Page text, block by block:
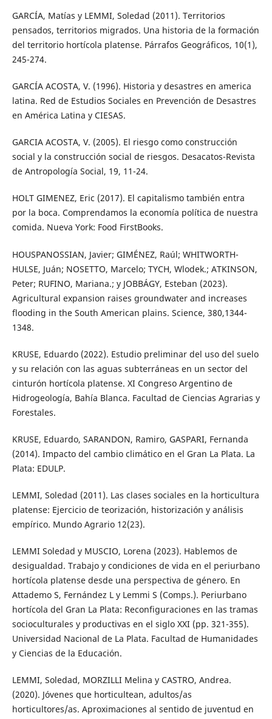
GARCÍA, Matías y LEMMI, Soledad (2011). Territorios
pensados, territorios migrados. Una historia de la formación
del territorio hortícola platense. Párrafos Geográficos, 10(1),
245-274.
GARCÍA ACOSTA, V. (1996). Historia y desastres en america
latina. Red de Estudios Sociales en Prevención de Desastres
en América Latina y CIESAS.
GARCIA ACOSTA, V. (2005). El riesgo como construcción
social y la construcción social de riesgos. Desacatos-Revista
de Antropología Social, 19, 11-24.
HOLT GIMENEZ, Eric (2017). El capitalismo también entra
por la boca. Comprendamos la economía política de nuestra
comida. Nueva York: Food FirstBooks.
HOUSPANOSSIAN, Javier; GIMÉNEZ, Raúl; WHITWORTH-
HULSE, Juán; NOSETTO, Marcelo; TYCH, Wlodek.; ATKINSON,
Peter; RUFINO, Mariana.; y JOBBÁGY, Esteban (2023).
Agricultural expansion raises groundwater and increases
flooding in the South American plains. Science, 380,1344-
1348.
KRUSE, Eduardo (2022). Estudio preliminar del uso del suelo
y su relación con las aguas subterráneas en un sector del
cinturón hortícola platense. XI Congreso Argentino de
Hidrogeología, Bahía Blanca. Facultad de Ciencias Agrarias y
Forestales.
KRUSE, Eduardo, SARANDON, Ramiro, GASPARI, Fernanda
(2014). Impacto del cambio climático en el Gran La Plata. La
Plata: EDULP.
LEMMI, Soledad (2011). Las clases sociales en la horticultura
platense: Ejercicio de teorización, historización y análisis
empírico. Mundo Agrario 12(23).
LEMMI Soledad y MUSCIO, Lorena (2023). Hablemos de
desigualdad. Trabajo y condiciones de vida en el periurbano
hortícola platense desde una perspectiva de género. En
Attademo S, Fernández L y Lemmi S (Comps.). Periurbano
hortícola del Gran La Plata: Reconfiguraciones en las tramas
socioculturales y productivas en el siglo XXI (pp. 321-355).
Universidad Nacional de La Plata. Facultad de Humanidades
y Ciencias de la Educación.
LEMMI, Soledad, MORZILLI Melina y CASTRO, Andrea.
(2020). Jóvenes que horticultean, adultos/as
horticultores/as. Aproximaciones al sentido de juventud en